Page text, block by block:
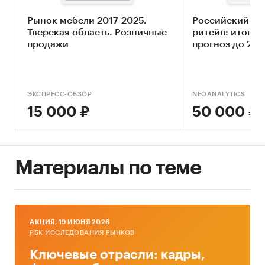
Оценка конкурентной концентрации
Географическое распределение
предприятий отрасли
База ТОП-100
предприятий отрасли
«Ремонт электронной бытовой техники»:
Контактная информация ТОП-100
предприятий отрасли «Ремонт электронной
бытовой техники»
Региональное распределение ТОП-100
предприятий отрасли «Ремонт электронной
бытовой техники»
Оценка степени конкурентной
Рынок мебели 2017-2025.
Тверская область. Розничные
продажи
ЭКСПРЕСС-ОБЗОР
15 000 ₽
Российский
ритейл: итоги
прогноз до
NEOANALYTICS
50 000 ₽
Материалы по теме
AКЦИЯ, 19 ИЮНЯ 2026
РБК ИССЛЕДОВАНИЯ РЫНКОВ
Ключевые отрасли: кадры,